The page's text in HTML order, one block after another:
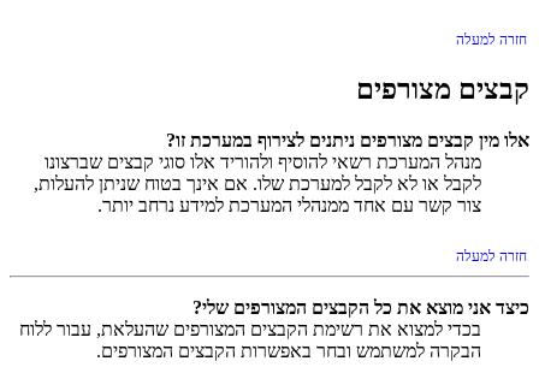
חזרה למעלה
קבצים מצורפים
אלו מין קבצים מצורפים ניתנים לצירוף במערכת זו?
מנהל המערכת רשאי להוסיף ולהוריד אלו סוגי קבצים שברצונו
לקבל או לא לקבל למערכת שלו. אם אינך בטוח שניתן להעלות,
צור קשר עם אחד ממנהלי המערכת למידע נרחב יותר.
חזרה למעלה
כיצד אני מוצא את כל הקבצים המצורפים שלי?
בכדי למצוא את רשימת הקבצים המצורפים שהעלאת, עבור ללוח
הבקרה למשתמש ובחר באפשרות הקבצים המצורפים.